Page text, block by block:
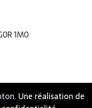
1M0
Une réalisation de